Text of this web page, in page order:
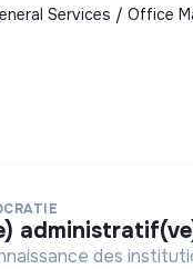
Services / Office
des